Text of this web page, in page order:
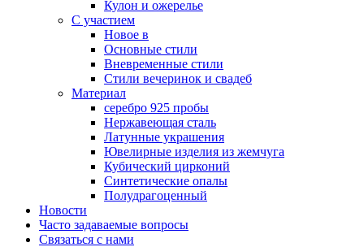
Кулон и ожерелье
С участием
Новое в
Основные стили
Вневременные стили
Стили вечеринок и свадеб
Материал
серебро 925 пробы
Нержавеющая сталь
Латунные украшения
Ювелирные изделия из жемчуга
Кубический цирконий
Синтетические опалы
Полудрагоценный
Новости
Часто задаваемые вопросы
Связаться с нами